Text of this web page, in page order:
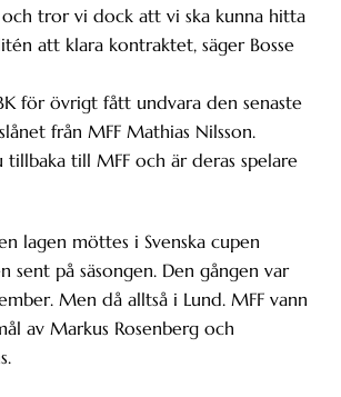
tror vi dock att vi ska kunna hitta
att klara kontraktet, säger Bosse
för övrigt fått undvara den senaste
från MFF Mathias Nilsson.
tillbaka till MFF och är deras spelare
lagen möttes i Svenska cupen
sent på säsongen. Den gången var
Men då alltså i Lund. MFF vann
av Markus Rosenberg och